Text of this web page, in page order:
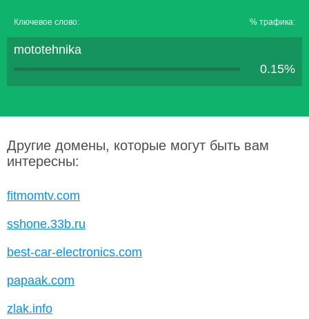
Ключевое слово: % трафика:
mototehnika
0.15%
Другие домены, которые могут быть вам
интересны:
fitmomtv.com
sshone.33b.ru
best-car-electronics.com
papaak.com
zlak.info